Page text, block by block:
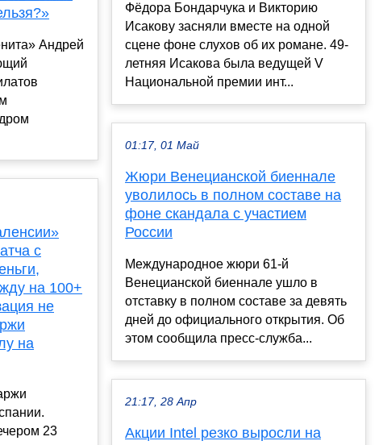
Андрей
с
на 100+
не
на
23
Фёдора Бондарчука и Викторию
Исакову засняли вместе на одной
сцене фоне слухов об их романе. 49-
летняя Исакова была ведущей V
Национальной премии инт...
01:17, 01 Май
Жюри Венецианской биеннале
уволилось в полном составе на
фоне скандала с участием
России
Международное жюри 61-й
Венецианской биеннале ушло в
отставку в полном составе за девять
дней до официального открытия. Об
этом сообщила пресс-служба...
21:17, 28 Апр
Акции Intel резко выросли на